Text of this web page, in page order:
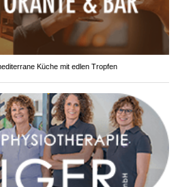
Küche mit edlen Tropfen